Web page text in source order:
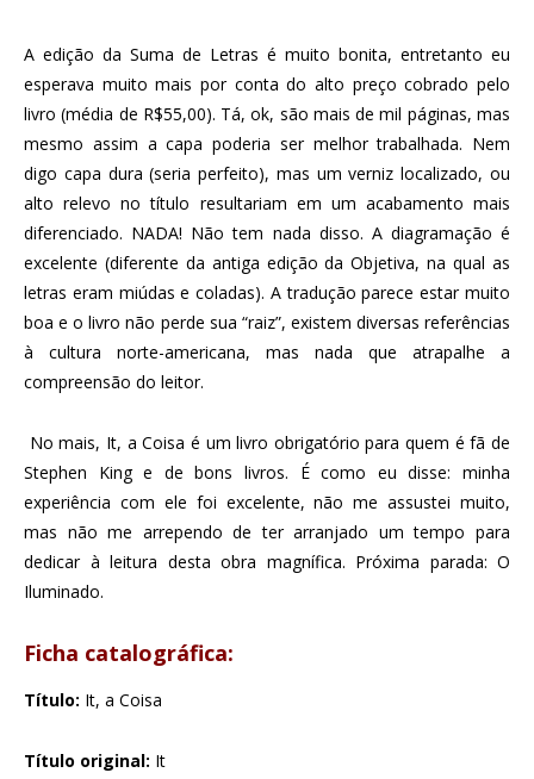
A edição da Suma de Letras é muito bonita, entretanto eu
esperava muito mais por conta do alto preço cobrado pelo
livro (média de R$55,00). Tá, ok, são mais de mil páginas, mas
mesmo assim a capa poderia ser melhor trabalhada. Nem
digo capa dura (seria perfeito), mas um verniz localizado, ou
alto relevo no título resultariam em um acabamento mais
diferenciado. NADA! Não tem nada disso. A diagramação é
excelente (diferente da antiga edição da Objetiva, na qual as
letras eram miúdas e coladas). A tradução parece estar muito
boa e o livro não perde sua “raiz”, existem diversas referências
à cultura norte-americana, mas nada que atrapalhe a
compreensão do leitor.
No mais, It, a Coisa é um livro obrigatório para quem é fã de
Stephen King e de bons livros. É como eu disse: minha
experiência com ele foi excelente, não me assustei muito,
mas não me arrependo de ter arranjado um tempo para
dedicar à leitura desta obra magnífica. Próxima parada: O
Iluminado.
Ficha catalográfica:
Título: It, a Coisa
Título original: It